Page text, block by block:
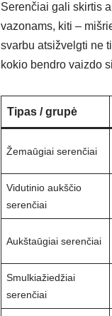
Serenčiai gali skirtis
vazonams, kiti –
svarbu atsižvelgti ne
kokio bendro vaizdo
Tipas / grupė
Žemaūgiai serenčiai
Vidutinio aukščio
serenčiai
Aukštaūgiai serenčiai
Smulkiažiedžiai
serenčiai